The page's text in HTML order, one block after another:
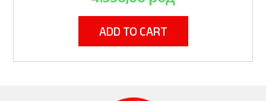
ADD TO CART